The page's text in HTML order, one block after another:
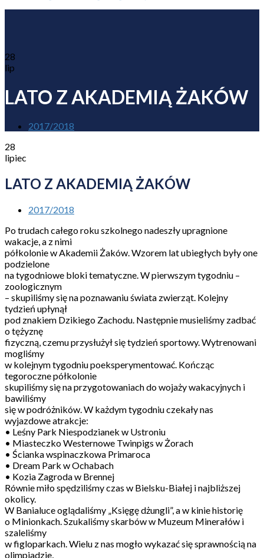
28
lip
LATO Z AKADEMIĄ ŻAKÓW
2017/2018
28
lipiec
LATO Z AKADEMIĄ ŻAKÓW
2017/2018
Po trudach całego roku szkolnego nadeszły upragnione
wakacje, a z nimi
półkolonie w Akademii Żaków. Wzorem lat ubiegłych były one
podzielone
na tygodniowe bloki tematyczne. W pierwszym tygodniu –
zoologicznym
– skupiliśmy się na poznawaniu świata zwierząt. Kolejny
tydzień upłynął
pod znakiem Dzikiego Zachodu. Następnie musieliśmy zadbać
o tężyznę
fizyczną, czemu przysłużył się tydzień sportowy. Wytrenowani
mogliśmy
w kolejnym tygodniu poeksperymentować. Kończąc
tegoroczne półkolonie
skupiliśmy się na przygotowaniach do wojaży wakacyjnych i
bawiliśmy
się w podróżników. W każdym tygodniu czekały nas
wyjazdowe atrakcje:
• Leśny Park Niespodzianek w Ustroniu
• Miasteczko Westernowe Twinpigs w Żorach
• Ścianka wspinaczkowa Primaroca
• Dream Park w Ochabach
• Kozia Zagroda w Brennej
Równie miło spędziliśmy czas w Bielsku-Białej i najbliższej
okolicy.
W Banialuce oglądaliśmy „Księgę dżungli”, a w kinie historię
o Minionkach. Szukaliśmy skarbów w Muzeum Minerałów i
szaleliśmy
w figloparkach. Wielu z nas mogło wykazać się sprawnością na
olimpiadzie,